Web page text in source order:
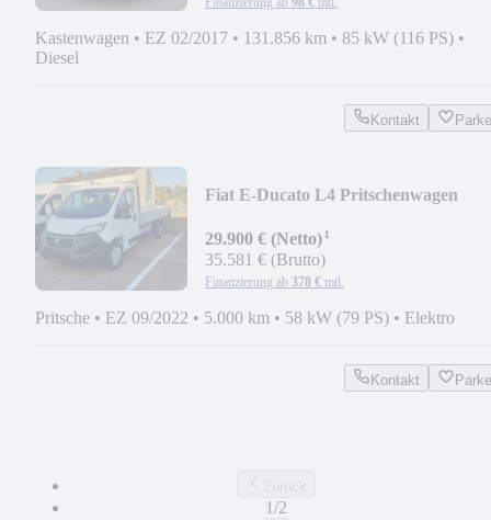
Kastenwagen • EZ 02/2017 • 131.856 km • 85 kW (116 PS) •
Diesel
Kontakt
Fiat E-Ducato L4 Pritschenwagen
29.900 € (Netto)¹
35.581 € (Brutto)
Finanzierung ab 378 € mtl.
Pritsche • EZ 09/2022 • 5.000 km • 58 kW (79 PS) • Elektro
Kontakt
1/2